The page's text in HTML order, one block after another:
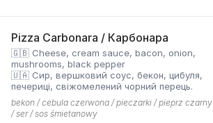
Pizza Carbonara / Карбонара
🇬🇧 Cheese, cream sauce, bacon, onion,
mushrooms, black pepper
🇺🇦 Сир, вершковий соус, бекон, цибуля,
печериці, свіжомелений чорний перець.
bekon / cebula czerwona / pieczarki / pieprz czarny
/ ser / sos śmietanowy